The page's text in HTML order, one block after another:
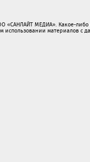
«САНЛАЙТ МЕДИА». Какое-либо
материалов с